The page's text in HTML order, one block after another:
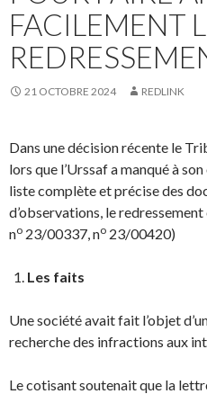
FACILEMENT
21 OCTOBRE 2024 REDLINK
Dans une décision récente le
lors que l’Urssaf a manqué à
liste complète et précise des
d’observations, le
no 23/00337, no 23/00420)
Les faits
Une société avait fait l’objet
recherche des infractions aux
Le cotisant soutenait que la